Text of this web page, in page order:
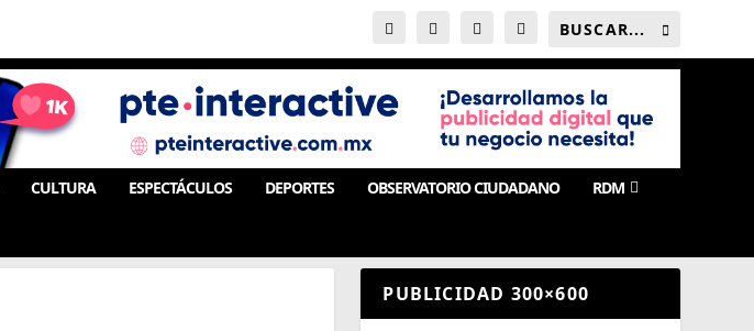
CULTURA ESPECTÁCULOS DEPORTES OBSERVATORIO CIUDADANO RDM
PUBLICIDAD 300×600